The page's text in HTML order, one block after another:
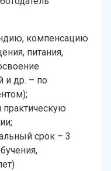
компенсацию
питания,
и др. – по
срок – 3